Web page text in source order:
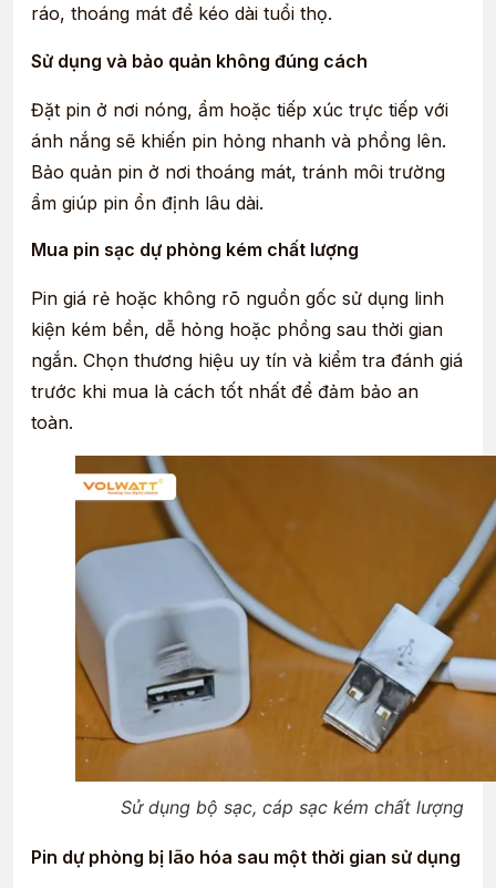
ráo, thoáng mát để kéo dài tuổi thọ.
Sử dụng và bảo quản không đúng cách
Đặt pin ở nơi nóng, ẩm hoặc tiếp xúc trực tiếp với
ánh nắng sẽ khiến pin hỏng nhanh và phồng lên.
Bảo quản pin ở nơi thoáng mát, tránh môi trường
ẩm giúp pin ổn định lâu dài.
Mua pin sạc dự phòng kém chất lượng
Pin giá rẻ hoặc không rõ nguồn gốc sử dụng linh
kiện kém bền, dễ hỏng hoặc phồng sau thời gian
ngắn. Chọn thương hiệu uy tín và kiểm tra đánh giá
trước khi mua là cách tốt nhất để đảm bảo an
toàn.
Sử dụng bộ sạc, cáp sạc kém chất lượng
Pin dự phòng bị lão hóa sau một thời gian sử dụng